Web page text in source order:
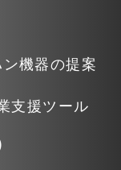
機器の提案
支援ツール